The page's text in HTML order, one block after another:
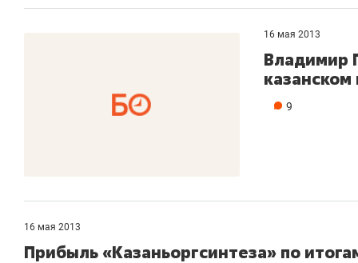
16 мая 2013
Владимир
9
16 мая 2013
Прибыль «Казаньоргсинтеза» по